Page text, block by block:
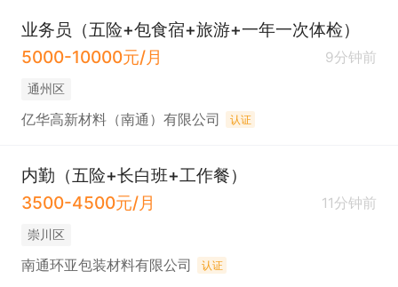
业务员（五险+包食宿+旅游+一年一次体检）
5000-10000元/月
9分钟前
通州区
亿华高新材料（南通）有限公司 认证
内勤（五险+长白班+工作餐）
3500-4500元/月
11分钟前
崇川区
南通环亚包装材料有限公司 认证